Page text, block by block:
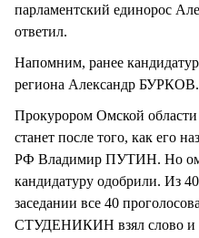
парламентский единорос
ответил.
Напомним, ранее
региона Александр БУРКОВ.
Прокурором Омской
станет после того, как его
РФ Владимир ПУТИН. Но
кандидатуру одобрили. Из
заседании все 40
СТУДЕНИКИН взял слово и